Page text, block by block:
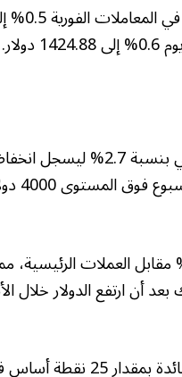
وانخفضت أسعار الذهب عالمياً خلال
مؤشر الدولار الأمريكي تراجعا اليوم بنسبة 0.1%
أن ارتفع الدولار خلال